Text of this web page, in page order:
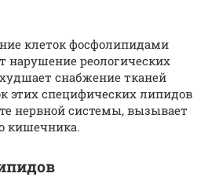
клеток фосфолипидами
нарушение реологических
снабжение тканей
этих специфических липидов
нервной системы, вызывает
кишечника.